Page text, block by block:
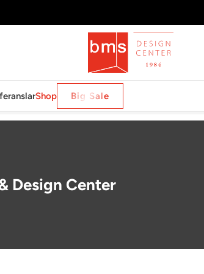
Shop Big Sale
Design Center